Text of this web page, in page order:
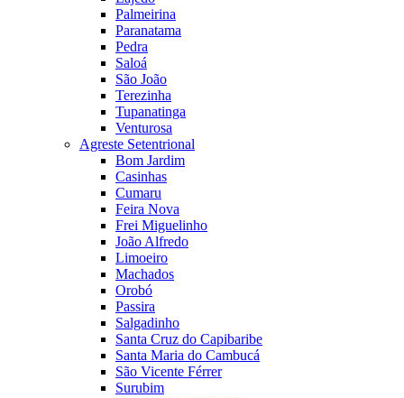
Palmeirina
Paranatama
Pedra
Saloá
São João
Terezinha
Tupanatinga
Venturosa
Agreste Setentrional
Bom Jardim
Casinhas
Cumaru
Feira Nova
Frei Miguelinho
João Alfredo
Limoeiro
Machados
Orobó
Passira
Salgadinho
Santa Cruz do Capibaribe
Santa Maria do Cambucá
São Vicente Férrer
Surubim